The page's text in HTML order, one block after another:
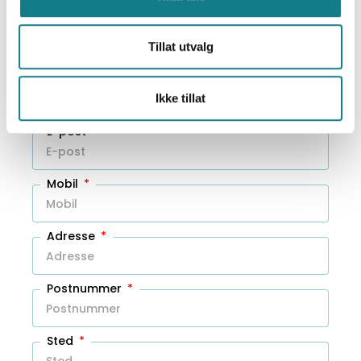
Tillat utvalg
Ikke tillat
Bestill eller få tilbud!
Navn
E-post
Mobil
Adresse
Postnummer
Sted